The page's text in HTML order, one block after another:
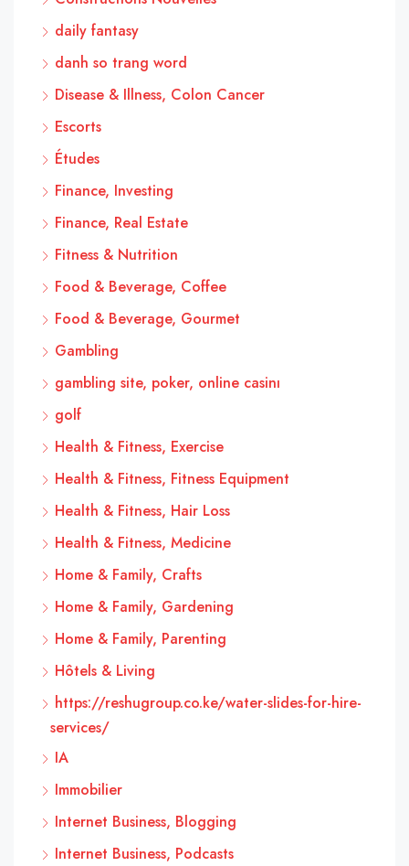
daily fantasy
danh so trang word
Disease & Illness, Colon Cancer
Escorts
Études
Finance, Investing
Finance, Real Estate
Fitness & Nutrition
Food & Beverage, Coffee
Food & Beverage, Gourmet
Gambling
gambling site, poker, online casinı
golf
Health & Fitness, Exercise
Health & Fitness, Fitness Equipment
Health & Fitness, Hair Loss
Health & Fitness, Medicine
Home & Family, Crafts
Home & Family, Gardening
Home & Family, Parenting
Hôtels & Living
https://reshugroup.co.ke/water-slides-for-hire-
services/
IA
Immobilier
Internet Business, Blogging
Internet Business, Podcasts